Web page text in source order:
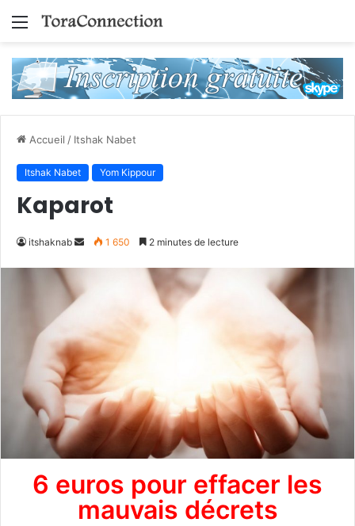
Menu
Accueil / Itshak Nabet
Itshak Nabet Yom Kippour
Kaparot
itshaknab
Envoyer
1 650 2 minutes de lecture
6 euros pour effacer les
mauvais décrets